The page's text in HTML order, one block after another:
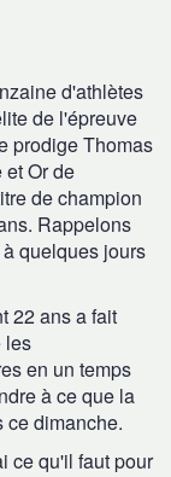
d'athlètes
de l'épreuve
prodige Thomas
et Or de
de champion
Rappelons
quelques jours
22 ans a fait
les
en un temps
à ce que la
ce dimanche.
ce qu'il faut pour